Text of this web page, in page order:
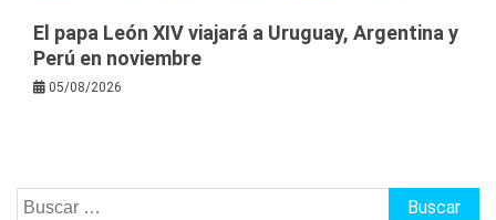
El papa León XIV viajará a Uruguay, Argentina y
Perú en noviembre
05/08/2026
Buscar: